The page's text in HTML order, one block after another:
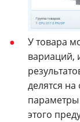
У товара
вариаций,
делятся
этого